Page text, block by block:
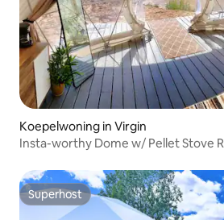
Koepelwoning in Virgin
Insta-worthy Dome w/ Pellet Stove
Superhost
Superhost